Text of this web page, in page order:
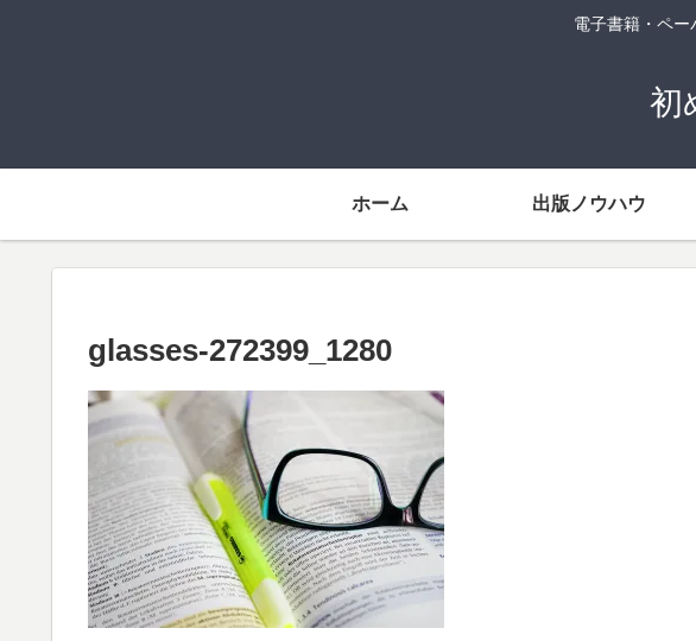
電子書籍・ペ
初
ホーム 出版ノウハウ
glasses-272399_1280